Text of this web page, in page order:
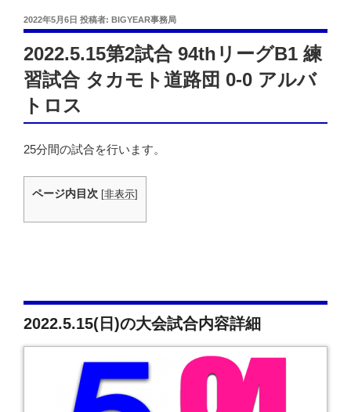
投
稿
日:
2022年5月6日 投稿者: BIGYEAR事務局
2022.5.15第2試合 94thリーグB1 練
習試合 タカモト道路団 0-0 アルバ
トロス
25分間の試合を行います。
ページ内目次 [非表示]
2022.5.15(日)の大会試合内容詳細